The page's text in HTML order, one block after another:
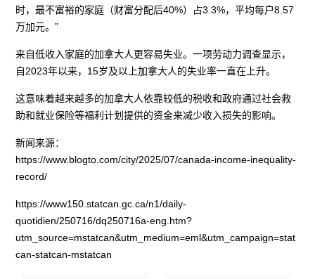
时，最不富裕的家庭（财富分配后40%）占3.3%，平均每户8.57
万加元。”
来自低收入家庭的加拿大人更容易失业。一项劳动力调查显示，
自2023年以来，15岁及以上加拿大人的失业率一直在上升。
这意味着越来越多的加拿大人依靠较低的税收和政府通过社会救
助和就业保险等福利计划提供的资金来减少收入损失的影响。
新闻来源：
https://www.blogto.com/city/2025/07/canada-income-inequality-
record/
https://www150.statcan.gc.ca/n1/daily-
quotidien/250716/dq250716a-eng.htm?
utm_source=mstatcan&utm_medium=eml&utm_campaign=stat
can-statcan-mstatcan